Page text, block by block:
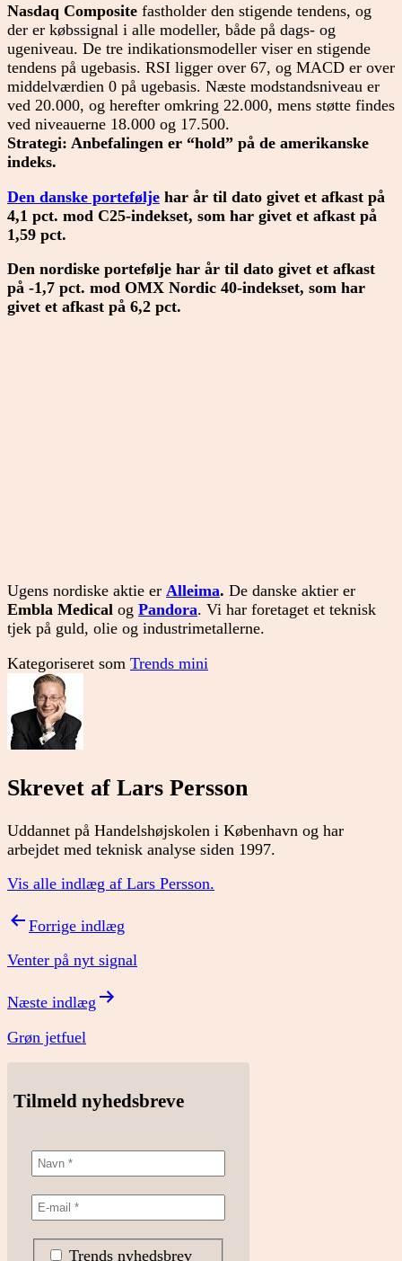
Nasdaq Composite fastholder den stigende tendens, og
der er købssignal i alle modeller, både på dags- og
ugeniveau. De tre indikationsmodeller viser en stigende
tendens på ugebasis. RSI ligger over 67, og MACD er over
middelværdien 0 på ugebasis. Næste modstandsniveau er
ved 20.000, og herefter omkring 22.000, mens støtte findes
ved niveauerne 18.000 og 17.500.
Strategi: Anbefalingen er “hold” på de amerikanske
indeks.
Den danske portefølje har år til dato givet et afkast på
4,1 pct. mod C25-indekset, som har givet et afkast på
1,59 pct.
Den nordiske portefølje har år til dato givet et afkast
på -1,7 pct. mod OMX Nordic 40-indekset, som har
givet et afkast på 6,2 pct.
Ugens nordiske aktie er Alleima. De danske aktier er
Embla Medical og Pandora. Vi har foretaget et teknisk
tjek på guld, olie og industrimetallerne.
Kategoriseret som Trends mini
Skrevet af Lars Persson
Uddannet på Handelshøjskolen i København og har
arbejdet med teknisk analyse siden 1997.
Vis alle indlæg af Lars Persson.
Indlægsnavigation
Forrige indlæg
Venter på nyt signal
Næste indlæg
Grøn jetfuel
Tilmeld nyhedsbreve
Trends nyhedsbrev